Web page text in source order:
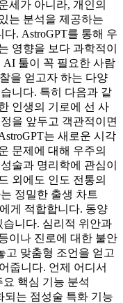
세가 아니라, 개인의
는 분석을 제공하는
. AstroGPT를 통해 우
영향을 보다 과학적이
AI 툴이 꼭 필요한 사람
을 얻고자 하는 다양
니다. 특히 다음과 같
인생의 기로에 선 사
을 앞두고 객관적이면
는 새로운 시각
문제에 대해 우주의
술과 명리학에 관심이
외에도 인도 전통의
정밀한 출생 차트
게 적합합니다. 동양
니다. 심리적 위안과
이나 진로에 대한 불안
고 맞춤형 조언을 얻고
줍니다. 언제 어디서
핵심 기능 분석
되는 점성술 특화 기능